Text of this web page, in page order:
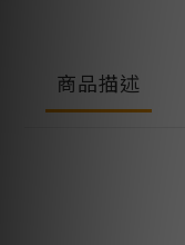
商品描述